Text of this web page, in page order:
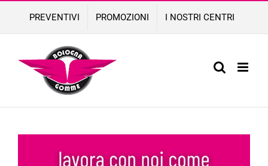
content
PREVENTIVI PROMOZIONI I NOSTRI CENTRI